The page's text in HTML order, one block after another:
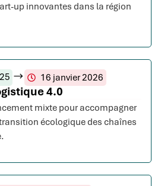
up innovantes dans la région
16 janvier 2026
4.0
mixte pour accompagner
écologique des chaînes